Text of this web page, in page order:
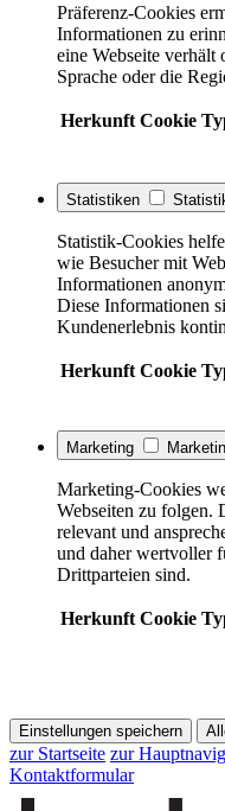
Präferenz-Cookies
Informationen zu
eine Webseite verhält
Sprache oder die
Herkunft Cookie
Statistiken
Statistik-Cookies
wie Besucher mit
Informationen
Diese Informationen
Kundenerlebnis
Herkunft Cookie
Marketing
Marketing-Cookies
Webseiten zu folgen.
relevant und
und daher wertvoller
Drittparteien sind.
Herkunft Cookie
Einstellungen speichern
zur Startseite zur
Kontaktformular